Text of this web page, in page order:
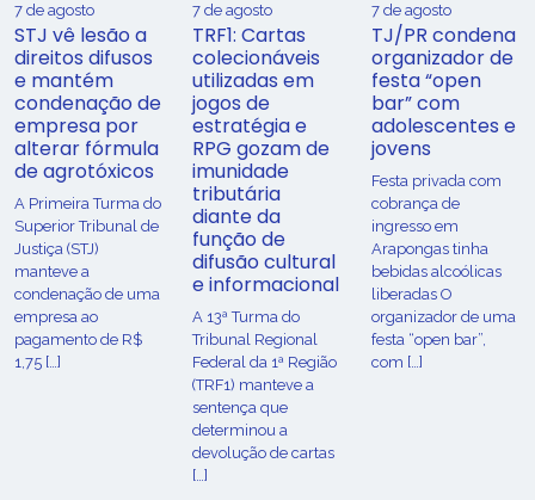
7 de agosto
STJ vê lesão a
direitos difusos
e mantém
condenação de
empresa por
alterar fórmula
de agrotóxicos
​A Primeira Turma do
Superior Tribunal de
Justiça (STJ)
manteve a
condenação de uma
empresa ao
pagamento de R$
1,75 […]
7 de agosto
TRF1: Cartas
colecionáveis
utilizadas em
jogos de
estratégia e
RPG gozam de
imunidade
tributária
diante da
função de
difusão cultural
e informacional
A 13ª Turma do
Tribunal Regional
Federal da 1ª Região
(TRF1) manteve a
sentença que
determinou a
devolução de cartas
[…]
7 de agosto
TJ/PR condena
organizador de
festa “open
bar” com
adolescentes e
jovens
Festa privada com
cobrança de
ingresso em
Arapongas tinha
bebidas alcoólicas
liberadas O
organizador de uma
festa “open bar”,
com […]